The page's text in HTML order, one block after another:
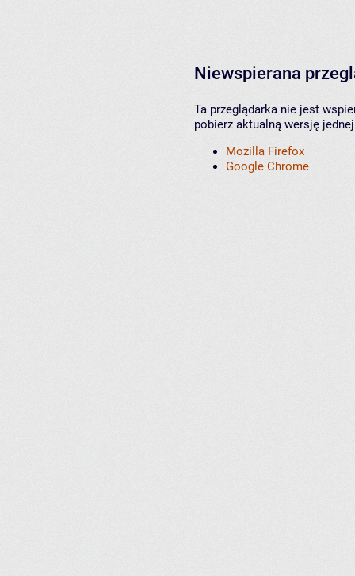
Niewspierana
Ta przeglądarka nie jest
pobierz aktualną wersję
Mozilla Firefox
Google Chrome